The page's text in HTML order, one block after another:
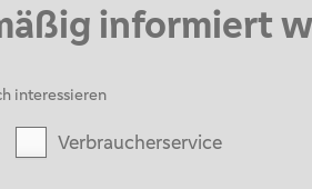
informiert
interessieren
Verbraucherservice